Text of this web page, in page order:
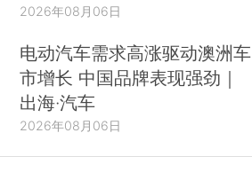
2026年08月06日
电动汽车需求高涨驱动澳洲车
市增长 中国品牌表现强劲｜
出海·汽车
2026年08月06日